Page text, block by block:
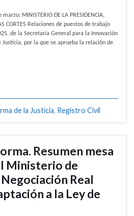
MINISTERIO DE LA PRESIDENCIA,
CORTES Relaciones de puestos de trabajo
de la Secretaría General para la Innovación
Justicia, por la que se aprueba la relación de
de la Justicia, Registro Civil
Resumen mesa
Ministerio de
Real
a la Ley de